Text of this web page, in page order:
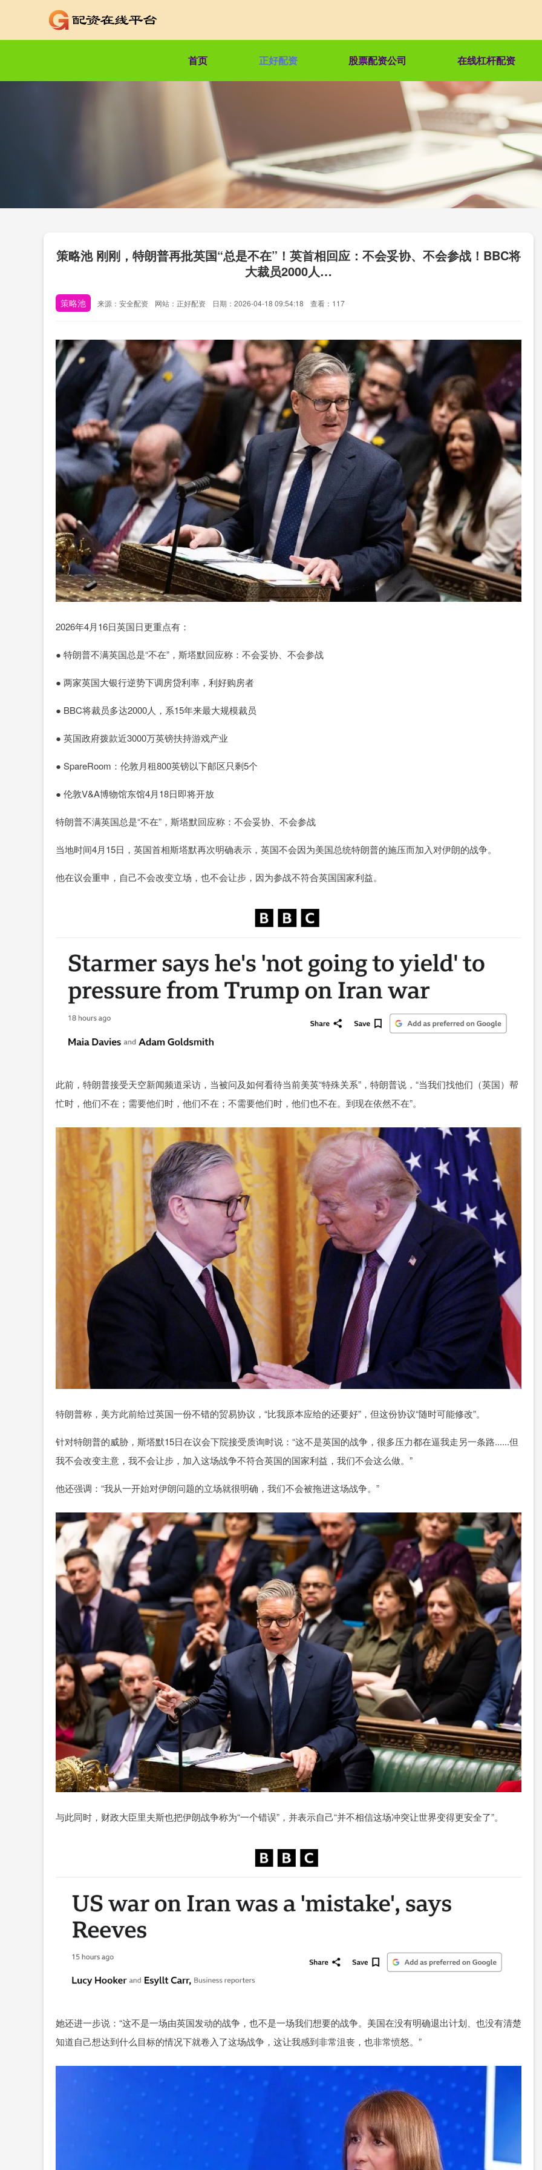
首页 正好配资 股票配资公司 在线杠杆配资
策略池 刚刚，特朗普再批英国“总是不在”！英首相回应：不会妥协、不会参战！BBC将
大裁员2000人…
策略池 来源：安全配资 网站：正好配资 日期：2026-04-18 09:54:18 查看：117
2026年4月16日英国日更重点有：
● 特朗普不满英国总是“不在”，斯塔默回应称：不会妥协、不会参战
● 两家英国大银行逆势下调房贷利率，利好购房者
● BBC将裁员多达2000人，系15年来最大规模裁员
● 英国政府拨款近3000万英镑扶持游戏产业
● SpareRoom：伦敦月租800英镑以下邮区只剩5个
● 伦敦V&A博物馆东馆4月18日即将开放
特朗普不满英国总是“不在”，斯塔默回应称：不会妥协、不会参战
当地时间4月15日，英国首相斯塔默再次明确表示，英国不会因为美国总统特朗普的施压而加入对伊朗的战争。
他在议会重申，自己不会改变立场，也不会让步，因为参战不符合英国国家利益。
此前，特朗普接受天空新闻频道采访，当被问及如何看待当前美英“特殊关系”，特朗普说，“当我们找他们（英国）帮
忙时，他们不在；需要他们时，他们不在；不需要他们时，他们也不在。到现在依然不在”。
特朗普称，美方此前给过英国一份不错的贸易协议，“比我原本应给的还要好”，但这份协议“随时可能修改”。
针对特朗普的威胁，斯塔默15日在议会下院接受质询时说：“这不是英国的战争，很多压力都在逼我走另一条路......但
我不会改变主意，我不会让步，加入这场战争不符合英国的国家利益，我们不会这么做。”
他还强调：“我从一开始对伊朗问题的立场就很明确，我们不会被拖进这场战争。”
与此同时，财政大臣里夫斯也把伊朗战争称为“一个错误”，并表示自己“并不相信这场冲突让世界变得更安全了”。
她还进一步说：“这不是一场由英国发动的战争，也不是一场我们想要的战争。美国在没有明确退出计划、也没有清楚
知道自己想达到什么目标的情况下就卷入了这场战争，这让我感到非常沮丧，也非常愤怒。”